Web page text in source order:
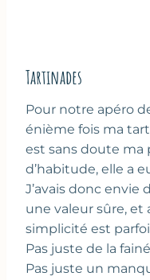
Tartinades
Pour notre apéro
énième fois ma
est sans doute ma
d’habitude, elle a
J’avais donc envie
une valeur sûre, et
simplicité est
Pas juste de la
Pas juste un